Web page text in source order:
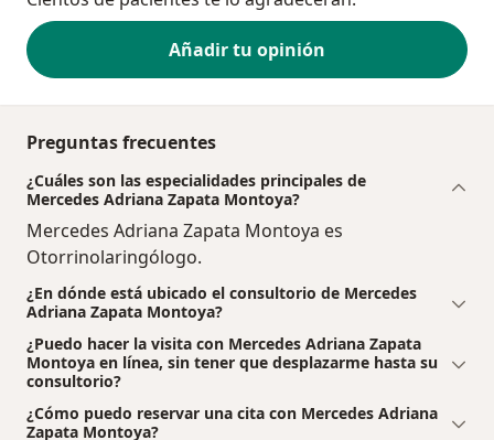
Añadir tu opinión
Preguntas frecuentes
¿Cuáles son las especialidades principales de
Mercedes Adriana Zapata Montoya?
Mercedes Adriana Zapata Montoya es
Otorrinolaringólogo.
¿En dónde está ubicado el consultorio de Mercedes
Adriana Zapata Montoya?
¿Puedo hacer la visita con Mercedes Adriana Zapata
Montoya en línea, sin tener que desplazarme hasta su
consultorio?
¿Cómo puedo reservar una cita con Mercedes Adriana
Zapata Montoya?